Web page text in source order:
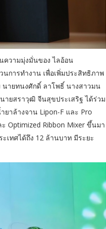
นความมุ่งมั่นของ ไลอ้อน
การทำงาน เพื่อเพิ่มประสิทธิภาพ
นายทนงศักดิ์ ลาโพธิ์ นางสาวมน
ยสราวุฒิ จีนสุขประเสริฐ ได้ร่วม
าล้างจาน Lipon-F และ Pro
Optimized Ribbon Mixer ขึ้นมา
เทศได้ถึง 12 ล้านบาท มีระยะ